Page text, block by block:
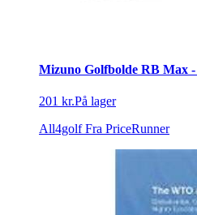
Mizuno Golfbolde RB Max
201 kr.På lager
All4golf Fra PriceRunner